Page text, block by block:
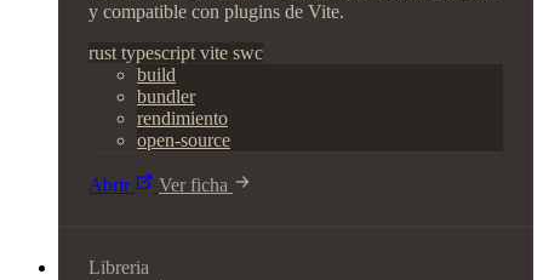
y compatible con plugins de Vite.
rust typescript vite swc
build
bundler
rendimiento
open-source
Abrir Ver ficha
Libreria